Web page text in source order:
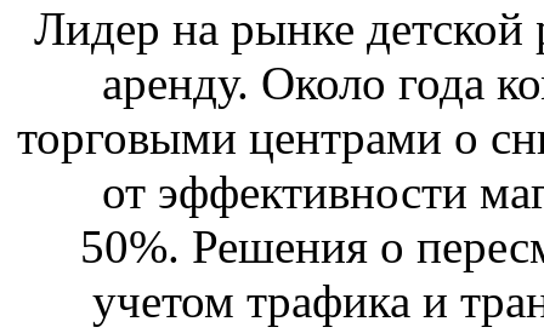
Лидер на рынке детской
аренду. Около года
торговыми центрами о
от эффективности
50%. Решения о
учетом трафика и